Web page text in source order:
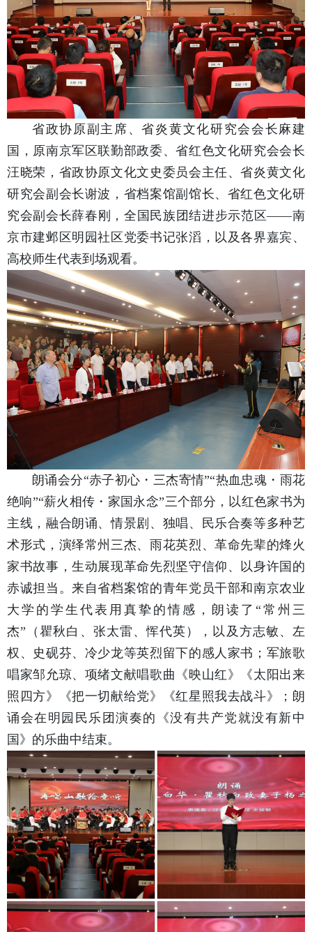
省政协原副主席、省炎黄文化研究会会长麻建
国，原南京军区联勤部政委、省红色文化研究会会长
汪晓荣，省政协原文化文史委员会主任、省炎黄文化
研究会副会长谢波，省档案馆副馆长、省红色文化研
究会副会长薛春刚，全国民族团结进步示范区——南
京市建邺区明园社区党委书记张滔，以及各界嘉宾、
高校师生代表到场观看。
朗诵会分“赤子初心・三杰寄情”“热血忠魂・雨花
绝响”“薪火相传・家国永念”三个部分，以红色家书为
主线，融合朗诵、情景剧、独唱、民乐合奏等多种艺
术形式，演绎常州三杰、雨花英烈、革命先辈的烽火
家书故事，生动展现革命先烈坚守信仰、以身许国的
赤诚担当。来自省档案馆的青年党员干部和南京农业
大学的学生代表用真挚的情感，朗读了“常州三
杰”（瞿秋白、张太雷、恽代英），以及方志敏、左
权、史砚芬、冷少龙等英烈留下的感人家书；军旅歌
唱家邹允琼、项绪文献唱歌曲《映山红》《太阳出来
照四方》《把一切献给党》《红星照我去战斗》；朗
诵会在明园民乐团演奏的《没有共产党就没有新中
国》的乐曲中结束。